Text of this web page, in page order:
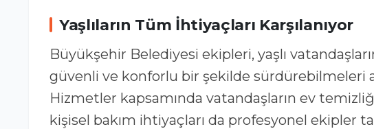
Yaşlıların Tüm İhtiyaçları Karşılanıyor
Büyükşehir Belediyesi ekipleri, yaşlı
güvenli ve konforlu bir şekilde sürdürebilmeleri
Hizmetler kapsamında vatandaşların ev
kişisel bakım ihtiyaçları da profesyonel ekipler